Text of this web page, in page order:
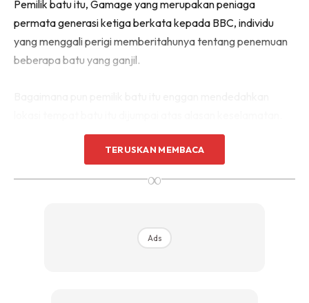
Pemilik batu itu, Gamage yang merupakan peniaga
permata generasi ketiga berkata kepada BBC, individu
yang menggali perigi memberitahunya tentang penemuan
beberapa batu yang ganjil.
Katanya lagi, memberi tahu pihak berkuasa mengenai
membersihkan batu itu dari lumpur dan kotoran lain
TERUSKAN MEMBACA
∞
Ads